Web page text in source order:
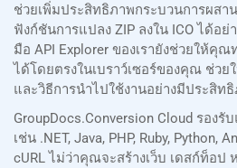
ช่วยเพิ่มประสิทธิภาพกระบวนการผส
ฟังก์ชันการแปลง ZIP ลงใน ICO ได้อย่
มือ API Explorer ของเรายังช่วยให้คุ
ได้โดยตรงในเบราว์เซอร์ของคุณ ช่วย
และวิธีการนำไปใช้งานอย่างมีประสิท
GroupDocs.Conversion Cloud รอง
เช่น .NET, Java, PHP, Ruby, Python,
cURL ไม่ว่าคุณจะสร้างเว็บ เดสก์ท็อป